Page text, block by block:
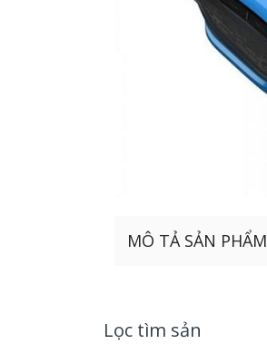
MÔ TẢ SẢN PHẨM
Lọc tìm sản